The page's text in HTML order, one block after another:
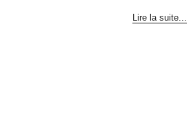
Lire la suite...